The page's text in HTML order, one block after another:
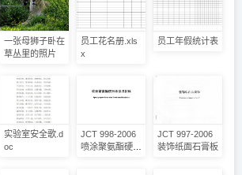
一张母狮子卧在
草丛里的照片
员工花名册.xls
x
员工年假统计表
实验室安全歌.d
oc
JCT 998-2006
喷涂聚氨酯硬泡
JCT 997-2006
装饰纸面石膏板